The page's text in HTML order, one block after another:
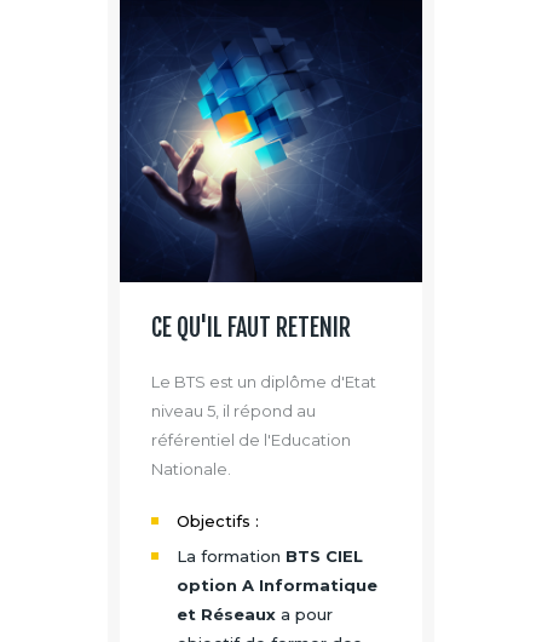
CE QU'IL FAUT RETENIR
Le BTS est un diplôme d'Etat
niveau 5, il répond au
référentiel de l'Education
Nationale.
Objectifs :
La formation BTS CIEL
option A Informatique
et Réseauxa pour